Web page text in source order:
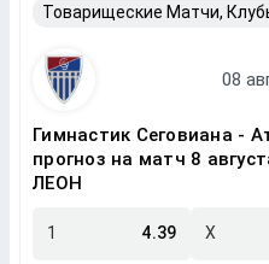
Гимнастик Сеговиана -
прогноз на матч 8
ЛЕОН
1 4.39 X